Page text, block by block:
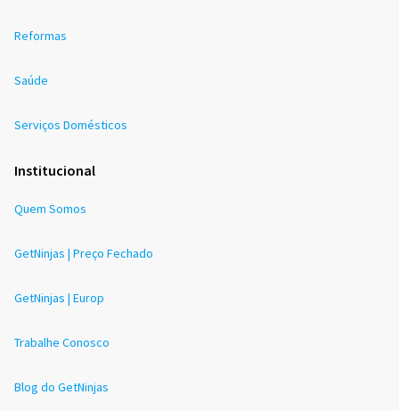
Reformas
Saúde
Serviços Domésticos
Institucional
Quem Somos
GetNinjas | Preço Fechado
GetNinjas | Europ
Trabalhe Conosco
Blog do GetNinjas